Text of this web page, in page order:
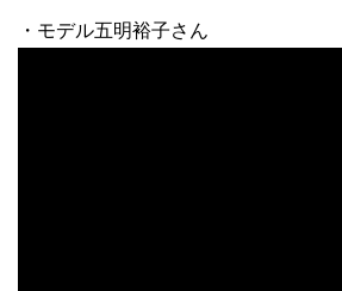
・モデル五明裕子さん